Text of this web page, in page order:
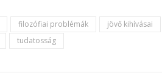
filozófiai problémák jövő kihívásai
tudatosság